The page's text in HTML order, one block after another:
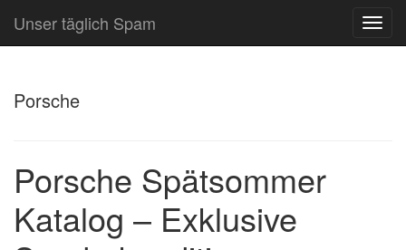
Unser täglich Spam
Porsche
Porsche Spätsommer
Katalog – Exklusive